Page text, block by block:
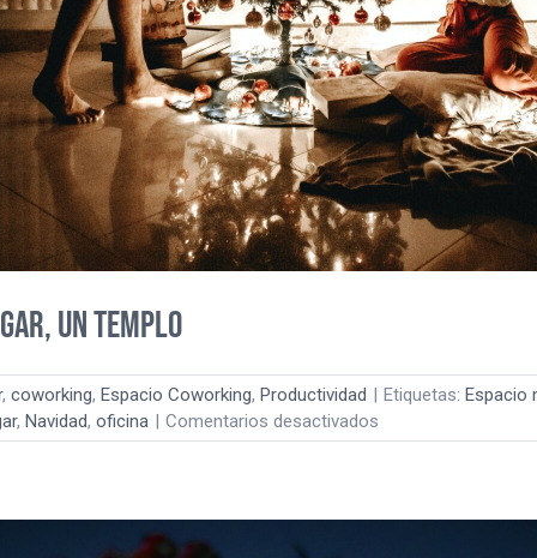
un templo
, coworking, Espacio Coworking, Productividad | Etiquetas: Espacio
, Navidad, oficina | Comentarios desactivados
El
Navidad